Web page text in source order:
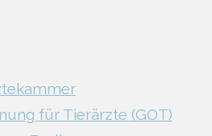
für Tierärzte (GOT)